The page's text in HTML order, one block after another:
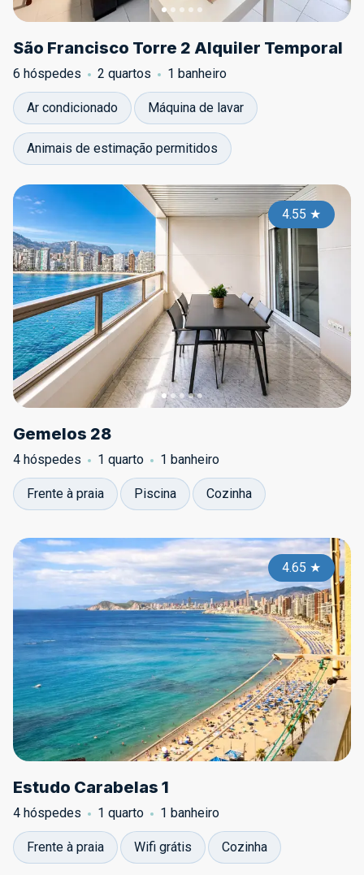
São Francisco Torre 2 Alquiler Temporal
6 hóspedes 2 quartos 1 banheiro
Ar condicionado Máquina de lavar
Animais de estimação permitidos
4.55 ★
Gemelos 28
4 hóspedes 1 quarto 1 banheiro
Frente à praia Piscina Cozinha
4.65 ★
Estudo Carabelas 1
4 hóspedes 1 quarto 1 banheiro
Frente à praia Wifi grátis Cozinha